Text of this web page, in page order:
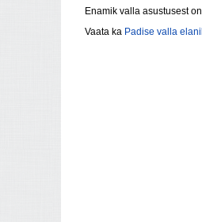
Enamik valla asustusest
Vaata ka Padise valla